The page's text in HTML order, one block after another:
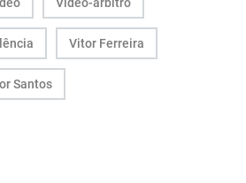
Vitor Ferreira
Santos